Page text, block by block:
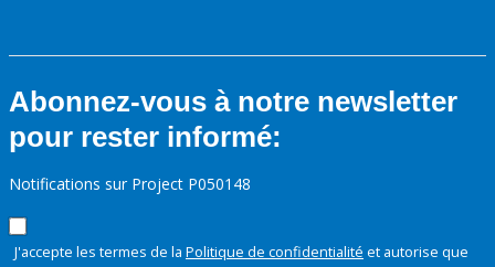
Abonnez-vous à notre newsletter
pour rester informé:
Notifications sur Project P050148
J'accepte les termes de la Politique de confidentialité et autorise que